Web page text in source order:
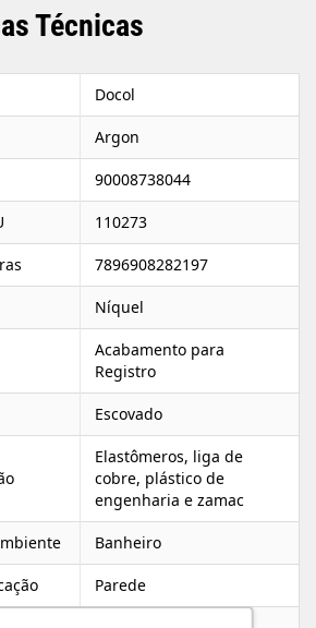
Técnicas
Docol
Argon
90008738044
110273
7896908282197
Níquel
Acabamento para
Registro
Escovado
Elastômeros, liga de
cobre, plástico de
engenharia e zamac
Banheiro
Parede